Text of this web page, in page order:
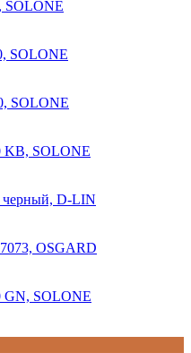
SOLONE
SOLONE
SOLONE
KB, SOLONE
черный, D-LIN
OSGARD
GN, SOLONE